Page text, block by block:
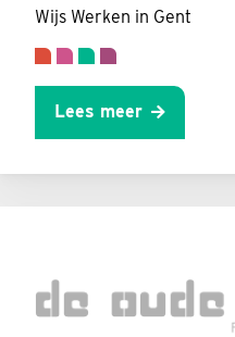
Wijs Werken in Gent
Lees meer